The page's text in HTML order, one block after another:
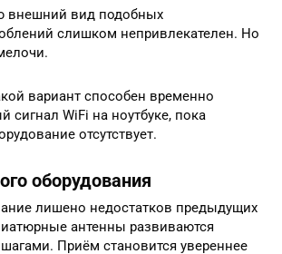
внешний вид подобных
слишком непривлекателен. Но
вариант способен временно
сигнал WiFi на ноутбуке, пока
отсутствует.
оборудования
лишено недостатков предыдущих
антенны развиваются
Приём становится увереннее